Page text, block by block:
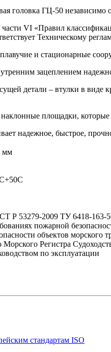
головка ГЦ-50
части VI «Правил
Техническому
и стационарные
зацеплением
детали – втулки в
площадки, которые
надежное, быстрое,
мм
Р 53279-2009 ТУ 6418-163-
пожарной
объектов морского
Морского Регистра
по эксплуатации
стандартам ISO